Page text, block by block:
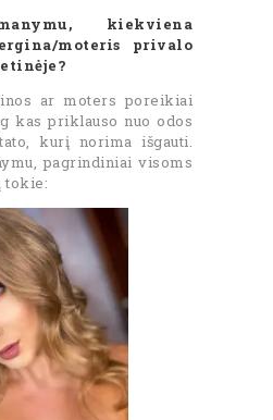
kiekviena
moteris privalo
ar moters poreikiai
kas priklauso nuo odos
kurį norima išgauti.
pagrindiniai visoms
tokie: